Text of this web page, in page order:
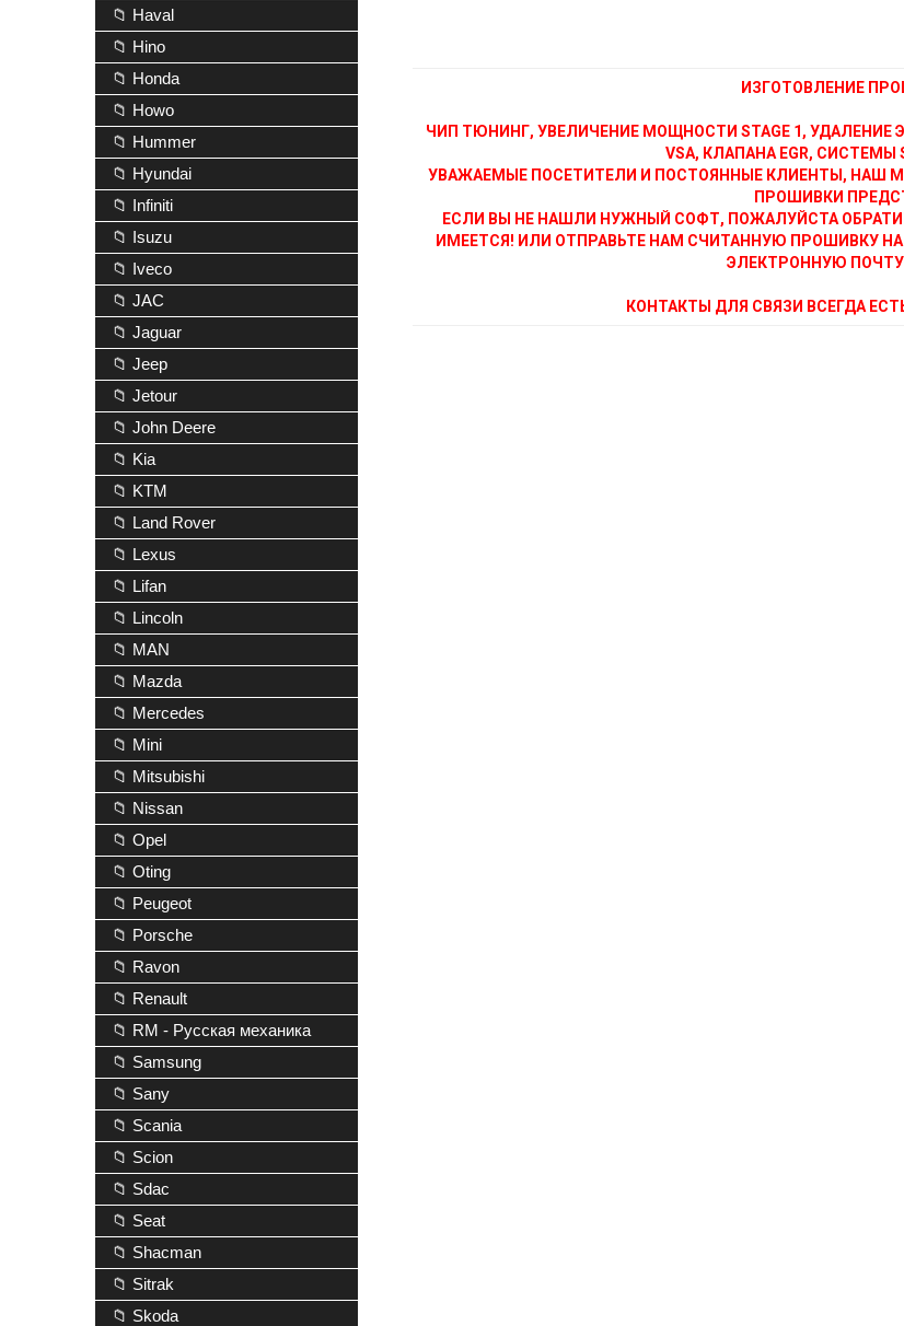
ИЗГОТОВЛЕНИЕ
ЧИП ТЮНИНГ, УВЕЛИЧЕНИЕ МОЩНОСТИ STAGE 1,
VSA, КЛАПАНА EGR, СИСТЕМЫ
УВАЖАЕМЫЕ ПОСЕТИТЕЛИ И ПОСТОЯННЫЕ КЛИЕНТЫ, НАШ
ПРОШИВКИ
ЕСЛИ ВЫ НЕ НАШЛИ НУЖНЫЙ СОФТ, ПОЖАЛУЙСТА
ИМЕЕТСЯ! ИЛИ ОТПРАВЬТЕ НАМ СЧИТАННУЮ ПРОШИВКУ
ЭЛЕКТРОННУЮ
КОНТАКТЫ ДЛЯ СВЯЗИ ВСЕГДА
📁 Haval
📁 Hino
📁 Honda
📁 Howo
📁 Hummer
📁 Hyundai
📁 Infiniti
📁 Isuzu
📁 Iveco
📁 JAC
📁 Jaguar
📁 Jeep
📁 Jetour
📁 John Deere
📁 Kia
📁 KTM
📁 Land Rover
📁 Lexus
📁 Lifan
📁 Lincoln
📁 MAN
📁 Mazda
📁 Mercedes
📁 Mini
📁 Mitsubishi
📁 Nissan
📁 Opel
📁 Oting
📁 Peugeot
📁 Porsche
📁 Ravon
📁 Renault
📁 RM - Русская механика
📁 Samsung
📁 Sany
📁 Scania
📁 Scion
📁 Sdac
📁 Seat
📁 Shacman
📁 Sitrak
📁 Skoda